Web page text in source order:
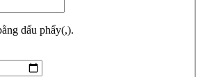
dấu phẩy(,).